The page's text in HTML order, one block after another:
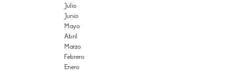
Julio
Junio
Mayo
Abril
Marzo
Febrero
Enero